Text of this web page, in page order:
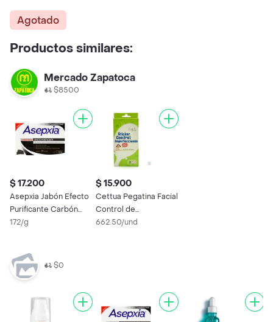
Agotado
Productos similares:
Mercado Zapatoca
$8500
$ 17.200
Asepxia Jabón Efecto
Purificante Carbón
Detox
172/g
$ 15.900
Cettua Pegatina Facial
Control de
Imperfecciones
662.50/und
$0